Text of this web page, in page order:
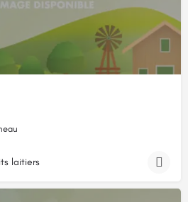
laitiers